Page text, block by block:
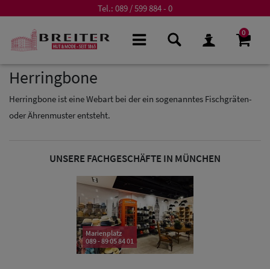
Tel.: 089 / 599 884 - 0
0
Herringbone
Herringbone ist eine Webart bei der ein sogenanntes Fischgräten-
oder Ährenmuster entsteht.
UNSERE FACHGESCHÄFTE IN MÜNCHEN
Marienplatz
089 - 89 05 84 01